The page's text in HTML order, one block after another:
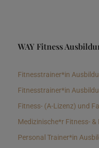
WAY Fitness
Fitnesstrainer*in
Fitnesstrainer*in
Fitness- (A-Lizenz) und
Medizinische*r Fitness-
Personal Trainer*in